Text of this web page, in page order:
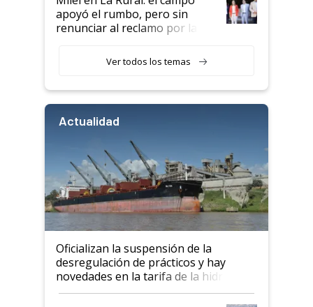
apoyó el rumbo, pero sin
renunciar al reclamo por las
Ver todos los temas
Actualidad
Oficializan la suspensión de la
desregulación de prácticos y hay
novedades en la tarifa de la hidrovía